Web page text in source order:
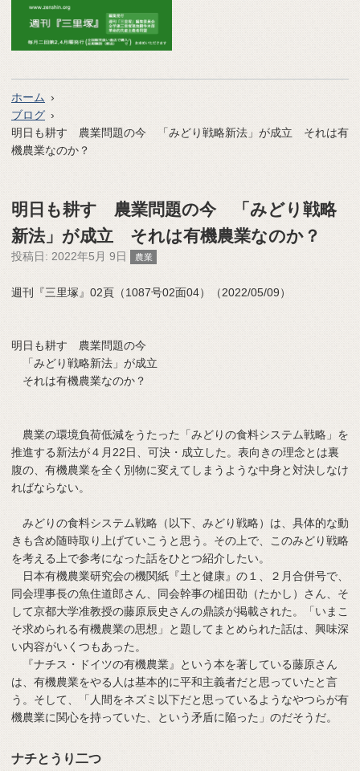
ホーム
ブログ
明日も耕す 農業問題の今 「みどり戦略新法」が成立 それは有
機農業なのか？
明日も耕す 農業問題の今 「みどり戦略
新法」が成立 それは有機農業なのか？
投稿日: 2022年5月 9日 農業
週刊『三里塚』02頁（1087号02面04）（2022/05/09）
明日も耕す 農業問題の今
「みどり戦略新法」が成立
それは有機農業なのか？
農業の環境負荷低減をうたった「みどりの食料システム戦略」を
推進する新法が４月22日、可決・成立した。表向きの理念とは裏
腹の、有機農業を全く別物に変えてしまうような中身と対決しなけ
ればならない。
みどりの食料システム戦略（以下、みどり戦略）は、具体的な動
きも含め随時取り上げていこうと思う。その上で、このみどり戦略
を考える上で参考になった話をひとつ紹介したい。
日本有機農業研究会の機関紙『土と健康』の１、２月合併号で、
同会理事長の魚住道郎さん、同会幹事の槌田劭（たかし）さん、そ
して京都大学准教授の藤原辰史さんの鼎談が掲載された。「いまこ
そ求められる有機農業の思想」と題してまとめられた話は、興味深
い内容がいくつもあった。
『ナチス・ドイツの有機農業』という本を著している藤原さん
は、有機農業をやる人は基本的に平和主義者だと思っていたと言
う。そして、「人間をネズミ以下だと思っているようなやつらが有
機農業に関心を持っていた、という矛盾に陥った」のだそうだ。
ナチとうり二つ